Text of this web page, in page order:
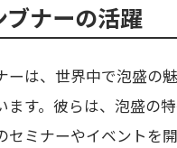
ブナーの活躍
ーは、世界中で泡盛の
ます。彼らは、泡盛の
セミナーやイベントを